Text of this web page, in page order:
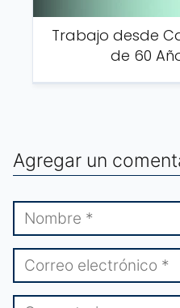
Trabajo desde
de 60
Agregar un